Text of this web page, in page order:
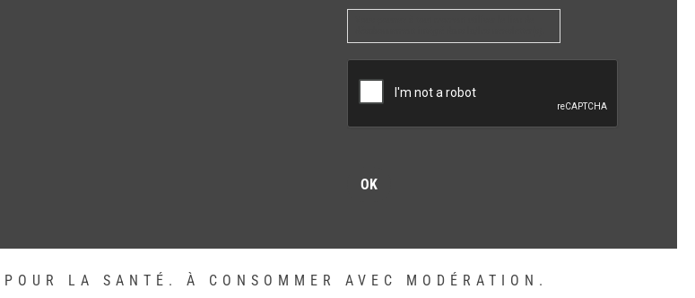
POUR LA SANTÉ. À CONSOMMER AVEC MODÉRATION.